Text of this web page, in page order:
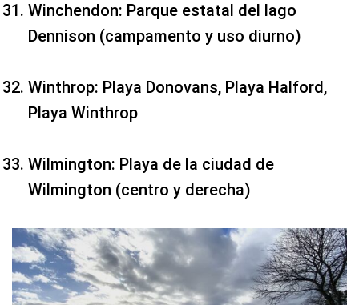
Winchendon: Parque estatal del lago
Dennison (campamento y uso diurno)
Winthrop: Playa Donovans, Playa Halford,
Playa Winthrop
Wilmington: Playa de la ciudad de
Wilmington (centro y derecha)